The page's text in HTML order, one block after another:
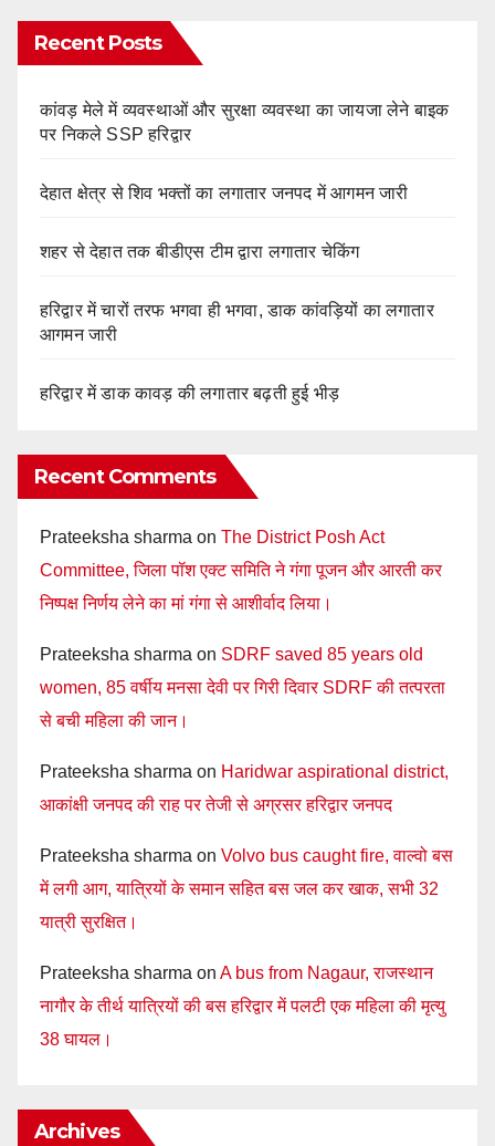
Recent Posts
कांवड़ मेले में व्यवस्थाओं और सुरक्षा व्यवस्था का जायजा लेने बाइक
पर निकले SSP हरिद्वार
देहात क्षेत्र से शिव भक्तों का लगातार जनपद में आगमन जारी
शहर से देहात तक बीडीएस टीम द्वारा लगातार चेकिंग
हरिद्वार में चारों तरफ भगवा ही भगवा, डाक कांवड़ियों का लगातार
आगमन जारी
हरिद्वार में डाक कावड़ की लगातार बढ़ती हुई भीड़
Recent Comments
Prateeksha sharma on The District Posh Act
Committee, जिला पॉश एक्ट समिति ने गंगा पूजन और आरती कर
निष्पक्ष निर्णय लेने का मां गंगा से आशीर्वाद लिया।
Prateeksha sharma on SDRF saved 85 years old
women, 85 वर्षीय मनसा देवी पर गिरी दिवार SDRF की तत्परता
से बची महिला की जान।
Prateeksha sharma on Haridwar aspirational district,
आकांक्षी जनपद की राह पर तेजी से अग्रसर हरिद्वार जनपद
Prateeksha sharma on Volvo bus caught fire, वाल्वो बस
में लगी आग, यात्रियों के समान सहित बस जल कर खाक, सभी 32
यात्री सुरक्षित।
Prateeksha sharma on A bus from Nagaur, राजस्थान
नागौर के तीर्थ यात्रियों की बस हरिद्वार में पलटी एक महिला की मृत्यु
38 घायल।
Archives